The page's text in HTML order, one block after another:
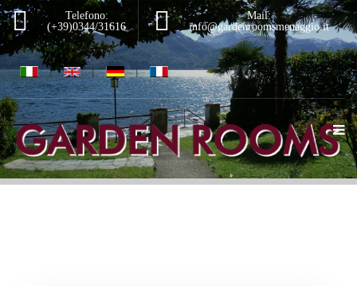
Telefono:
(+39)0344/31616
Mail:
info@gardenroomsmenaggio.it
| | |